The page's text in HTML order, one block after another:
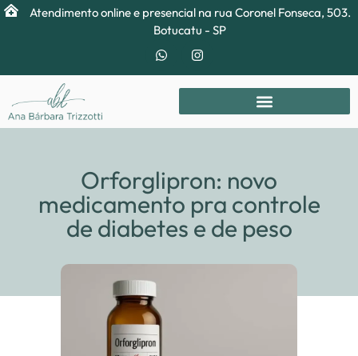
Atendimento online e presencial na rua Coronel Fonseca, 503.
Botucatu - SP
Orforglipron: novo
medicamento pra controle
de diabetes e de peso